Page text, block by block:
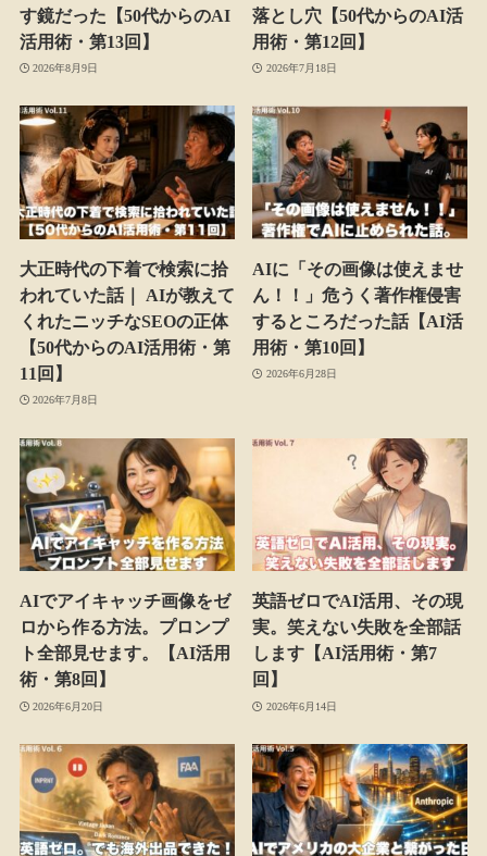
す鏡だった【50代からのAI
活用術・第13回】
2026年8月9日
落とし穴【50代からのAI活
用術・第12回】
2026年7月18日
大正時代の下着で検索に拾
われていた話｜ AIが教えて
くれたニッチなSEOの正体
【50代からのAI活用術・第
11回】
2026年7月8日
AIに「その画像は使えませ
ん！！」危うく著作権侵害
するところだった話【AI活
用術・第10回】
2026年6月28日
AIでアイキャッチ画像をゼ
ロから作る方法。プロンプ
ト全部見せます。【AI活用
術・第8回】
2026年6月20日
英語ゼロでAI活用、その現
実。笑えない失敗を全部話
します【AI活用術・第7
回】
2026年6月14日